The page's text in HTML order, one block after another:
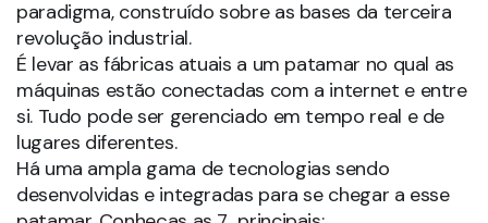
paradigma, construído sobre as bases da terceira
revolução industrial.
É levar as fábricas atuais a um patamar no qual as
máquinas estão conectadas com a internet e entre
si. Tudo pode ser gerenciado em tempo real e de
lugares diferentes.
Há uma ampla gama de tecnologias sendo
desenvolvidas e integradas para se chegar a esse